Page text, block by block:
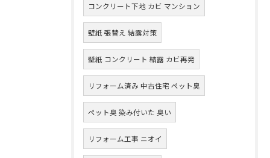
コンクリート下地 カビ マンション
壁紙 張替え 結露対策
壁紙 コンクリート 結露 カビ再発
リフォーム済み 中古住宅 ペット臭
ペット臭 染み付いた 臭い
リフォーム工事 ニオイ